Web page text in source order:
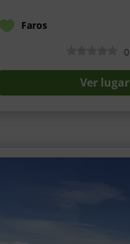
Faros
0
Ver lugar